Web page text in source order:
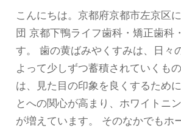
こんにちは。京都府京都市左京区
団 京都下鴨ライフ歯科・矯正歯科
す。 歯の黄ばみやくすみは、日々
よって少しずつ蓄積されていくも
は、見た目の印象を良くするため
とへの関心が高まり、ホワイトニ
が増えています。 そのなかでもホ